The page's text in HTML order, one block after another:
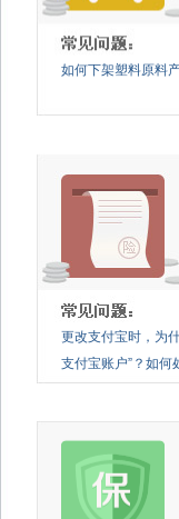
如何下架塑料原料
更改支付宝时，为
支付宝账户”？如何